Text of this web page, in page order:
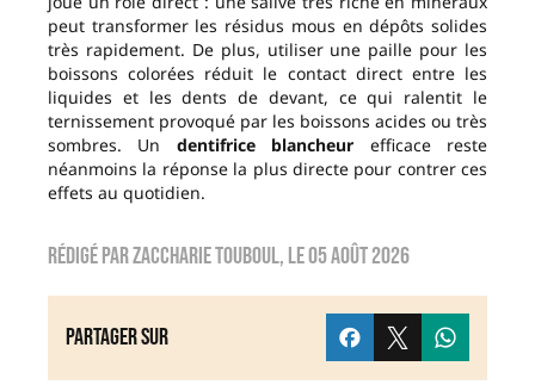
peut transformer les résidus mous en dépôts solides
très rapidement. De plus, utiliser une paille pour les
boissons colorées réduit le contact direct entre les
liquides et les dents de devant, ce qui ralentit le
ternissement provoqué par les boissons acides ou très
sombres. Un dentifrice blancheur efficace reste
néanmoins la réponse la plus directe pour contrer ces
effets au quotidien.
Rédigé parzaccharie touboul, le05 août 2026
Partager sur